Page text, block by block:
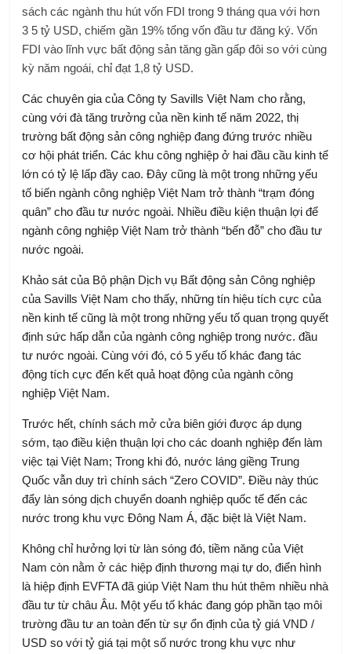
sách các ngành thu hút vốn FDI trong 9 tháng qua với hơn
3 5 tỷ USD, chiếm gần 19% tổng vốn đầu tư đăng ký. Vốn
FDI vào lĩnh vực bất động sản tăng gần gấp đôi so với cùng
kỳ năm ngoái, chỉ đạt 1,8 tỷ USD.
Các chuyên gia của Công ty Savills Việt Nam cho rằng,
cùng với đà tăng trưởng của nền kinh tế năm 2022, thị
trường bất động sản công nghiệp đang đứng trước nhiều
cơ hội phát triển. Các khu công nghiệp ở hai đầu cầu kinh tế
lớn có tỷ lệ lấp đầy cao. Đây cũng là một trong những yếu
tố biến ngành công nghiệp Việt Nam trở thành “trạm đóng
quân” ​​cho đầu tư nước ngoài. Nhiều điều kiện thuận lợi để
ngành công nghiệp Việt Nam trở thành “bến đỗ” cho đầu tư
nước ngoài.
Khảo sát của Bộ phận Dịch vụ Bất động sản Công nghiệp
của Savills Việt Nam cho thấy, những tín hiệu tích cực của
nền kinh tế cũng là một trong những yếu tố quan trọng quyết
định sức hấp dẫn của ngành công nghiệp trong nước. đầu
tư nước ngoài. Cùng với đó, có 5 yếu tố khác đang tác
động tích cực đến kết quả hoạt động của ngành công
nghiệp Việt Nam.
Trước hết, chính sách mở cửa biên giới được áp dụng
sớm, tạo điều kiện thuận lợi cho các doanh nghiệp đến làm
việc tại Việt Nam; Trong khi đó, nước láng giềng Trung
Quốc vẫn duy trì chính sách “Zero COVID”. Điều này thúc
đẩy làn sóng dịch chuyển doanh nghiệp quốc tế đến các
nước trong khu vực Đông Nam Á, đặc biệt là Việt Nam.
Không chỉ hưởng lợi từ làn sóng đó, tiềm năng của Việt
Nam còn nằm ở các hiệp định thương mại tự do, điển hình
là hiệp định EVFTA đã giúp Việt Nam thu hút thêm nhiều nhà
đầu tư từ châu Âu. Một yếu tố khác đang góp phần tạo môi
trường đầu tư an toàn đến từ sự ổn định của tỷ giá VND /
USD so với tỷ giá tại một số nước trong khu vực như